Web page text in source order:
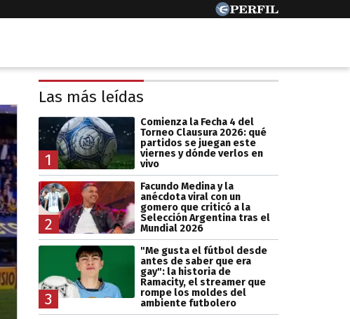
Las más leídas
1
Comienza la Fecha 4 del
Torneo Clausura 2026: qué
partidos se juegan este
viernes y dónde verlos en
vivo
2
Facundo Medina y la
anécdota viral con un
gomero que criticó a la
Selección Argentina tras el
Mundial 2026
3
"Me gusta el fútbol desde
antes de saber que era
gay": la historia de
Ramacity, el streamer que
rompe los moldes del
ambiente futbolero